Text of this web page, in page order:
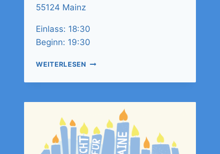
55124 Mainz
Einlass: 18:30
Beginn: 19:30
WEITERLESEN